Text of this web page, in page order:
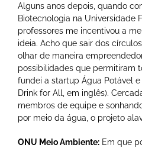
Alguns anos depois, quando
Biotecnologia na Universidade
professores me incentivou a
ideia. Acho que sair dos
olhar de maneira
possibilidades que permitiram
fundei a startup Água Potável
Drink for All, em inglês).
membros de equipe e
por meio da água, o projeto
ONU Meio Ambiente: Em que